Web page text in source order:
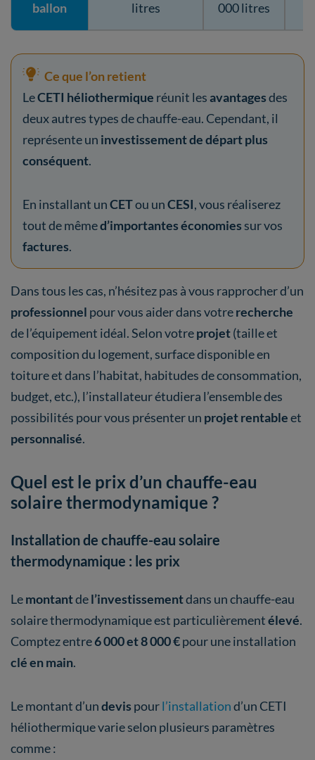
ballon litres 000 litres
Ce que l’on retient
LeCETI héliothermique réunit lesavantagesdes
deux autres types de chauffe-eau. Cependant, il
représente un investissement de départ plus
conséquent.
En installant unCETou unCESI, vous réaliserez
tout de mêmed’importantes économies sur vos
factures.
Dans tous les cas, n’hésitez pas à vous rapprocher d’un
professionnel pour vous aider dans votrerecherche
de l’équipement idéal. Selon votreprojet(taille et
composition du logement, surface disponible en
toiture et dans l’habitat, habitudes de consommation,
budget, etc.), l’installateur étudiera l’ensemble des
possibilités pour vous présenter un projet rentableet
personnalisé.
Quel est le prix d’un chauffe-eau
solaire thermodynamique ?
Installation de chauffe-eau solaire
thermodynamique : les prix
Lemontantdel’investissementdans un chauffe-eau
solaire thermodynamique est particulièrementélevé.
Comptez entre6 000 et 8 000 €pour une installation
clé en main.
Le montant d’undevis pourl’installationd’un CETI
héliothermique varie selon plusieurs paramètres
comme :